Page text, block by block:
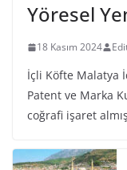
Yöresel
18 Kasım 2024
İçli Köfte Malatya
Patent ve Marka
coğrafi işaret